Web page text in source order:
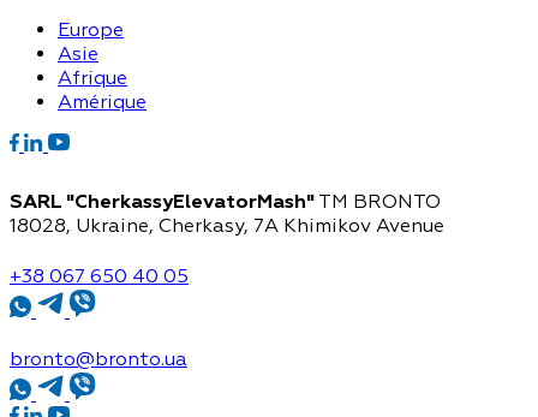
Europe
Asie
Afrique
Amérique
SARL "CherkassyElevatorMash" TM BRONTO
18028, Ukraine, Cherkasy, 7A Khimikov Avenue
+38 067 650 40 05
bronto@bronto.ua